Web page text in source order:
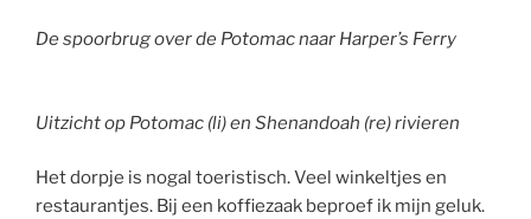
De spoorbrug over de Potomac naar Harper’s Ferry
Uitzicht op Potomac (li) en Shenandoah (re) rivieren
Het dorpje is nogal toeristisch. Veel winkeltjes en
restaurantjes. Bij een koffiezaak beproef ik mijn geluk.